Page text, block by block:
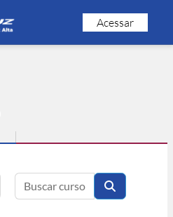
Acessar
Buscar cursos
Buscar